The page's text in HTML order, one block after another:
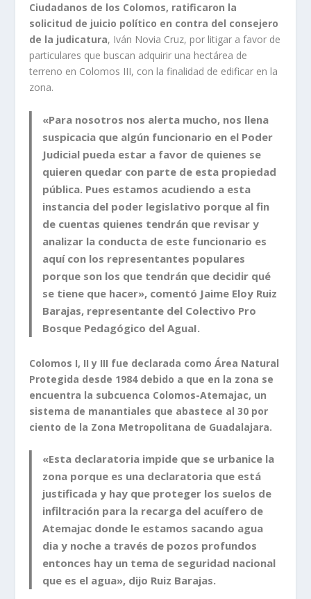
Ciudadanos de los Colomos, ratificaron la
solicitud de juicio político en contra del consejero
de la judicatura, Iván Novia Cruz, por litigar a favor de
particulares que buscan adquirir una hectárea de
terreno en Colomos III, con la finalidad de edificar en la
zona.
«Para nosotros nos alerta mucho, nos llena
suspicacia que algún funcionario en el Poder
Judicial pueda estar a favor de quienes se
quieren quedar con parte de esta propiedad
pública. Pues estamos acudiendo a esta
instancia del poder legislativo porque al fin
de cuentas quienes tendrán que revisar y
analizar la conducta de este funcionario es
aquí con los representantes populares
porque son los que tendrán que decidir qué
se tiene que hacer», comentó Jaime Eloy Ruiz
Barajas, representante del Colectivo Pro
Bosque Pedagógico del AguaI.
Colomos I, II y III fue declarada como Área Natural
Protegida desde 1984 debido a que en la zona se
encuentra la subcuenca Colomos-Atemajac, un
sistema de manantiales que abastece al 30 por
ciento de la Zona Metropolitana de Guadalajara.
«Esta declaratoria impide que se urbanice la
zona porque es una declaratoria que está
justificada y hay que proteger los suelos de
infiltración para la recarga del acuífero de
Atemajac donde le estamos sacando agua
dia y noche a través de pozos profundos
entonces hay un tema de seguridad nacional
que es el agua», dijo Ruiz Barajas.